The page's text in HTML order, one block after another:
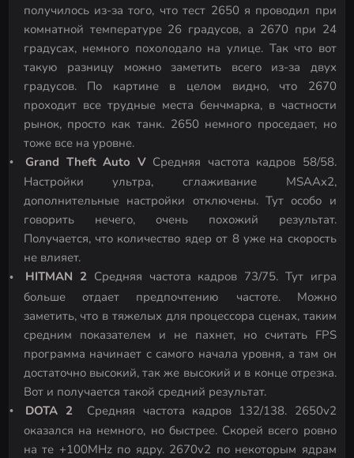
получилось из-за того, что тест 2650 я проводил при
комнатной температуре 26 градусов, а 2670 при 24
градусах, немного похолодало на улице. Так что вот
такую разницу можно заметить всего из-за двух
градусов. По картине в целом видно, что 2670
проходит все трудные места бенчмарка, в частности
рынок, просто как танк. 2650 немного проседает, но
тоже все на уровне.
Grand Theft Auto V Средняя частота кадров 58/58.
Настройки ультра, сглаживание MSAAx2,
дополнительные настройки отключены. Тут особо и
говорить нечего, очень похожий результат.
Получается, что количество ядер от 8 уже на скорость
не влияет.
HITMAN 2 Средняя частота кадров 73/75. Тут игра
больше отдает предпочтению частоте. Можно
заметить, что в тяжелых для процессора сценах, таким
средним показателем и не пахнет, но считать FPS
программа начинает с самого начала уровня, а там он
достаточно высокий, так же высокий и в конце отрезка.
Вот и получается такой средний результат.
DOTA 2 Средняя частота кадров 132/138. 2650v2
оказался на немного, но быстрее. Скорей всего ровно
на те +100MHz по ядру. 2670v2 по некоторым ядрам